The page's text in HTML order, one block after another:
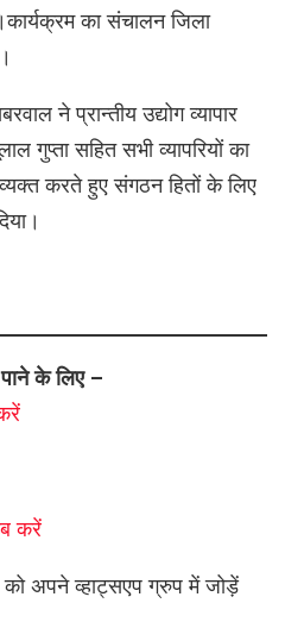
का संचालन जिला
ने प्रान्तीय उद्योग व्यापार
गुप्ता सहित सभी व्यापरियों का
करते हुए संगठन हितों के लिए
के लिए –
करें
अपने व्हाट्सएप ग्रुप में जोड़ें